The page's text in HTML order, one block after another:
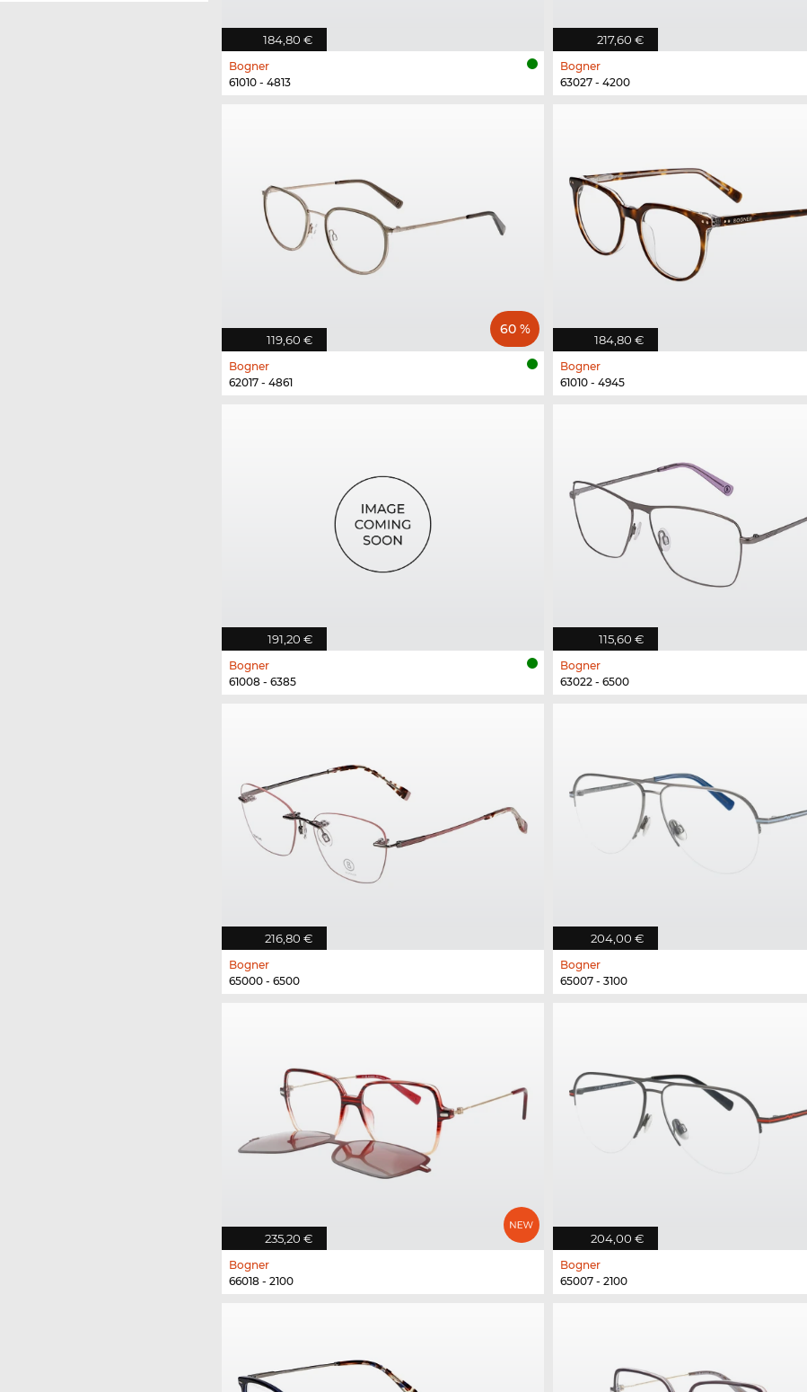
184,80 €
Bogner
61010 - 4813
217,60 €
Bogner
63027 - 4200
119,60 €
60 %
Bogner
62017 - 4861
184,80 €
Bogner
61010 - 4945
191,20 €
Bogner
61008 - 6385
115,60 €
Bogner
63022 - 6500
216,80 €
Bogner
65000 - 6500
204,00 €
Bogner
65007 - 3100
235,20 €
Bogner
66018 - 2100
204,00 €
Bogner
65007 - 2100